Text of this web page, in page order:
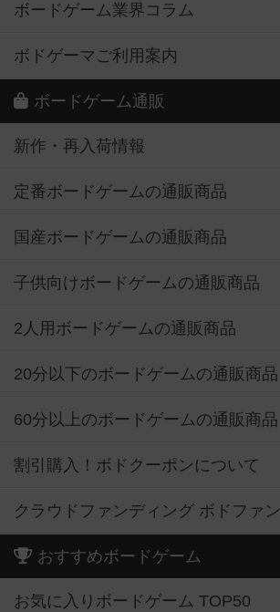
ボードゲーム業界コラム
ボドゲーマご利用案内
ボードゲーム通販
新作・再入荷情報
定番ボードゲームの通販商品
国産ボードゲームの通販商品
子供向けボードゲームの通販商品
2人用ボードゲームの通販商品
20分以下のボードゲームの通販商品
60分以上のボードゲームの通販商品
割引購入！ボドクーポンについて
クラウドファンディング ボドファン
おすすめボードゲーム
お気に入りボードゲーム TOP50